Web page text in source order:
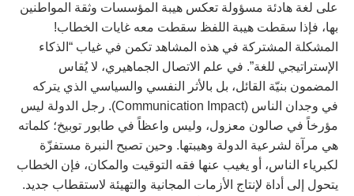
على لغة هادئة مسؤولة تعكس هيبة المؤسسات وثقة المواطنين
بها، فإذا سقطت هيبة اللفظ سقطت معه غايات الخطاب!
المشكلة المشتركة في هذه المشاهد تكمن في غياب “الذكاء
الإستراتيجي للغة”. في علم الاتصال الجماهيري، لا يُقاس
المضمون بنيّة القائل، بل بالأثر النفسي والسياسي الذي يتركه
في وجدان الناس (Communication Impact). رجل الدولة ليس
مؤرخاً في صالون معزول، وليس واعظاً في طابور توبيخ؛ كلماته
هي مرآة لشرعية الدولة وهيبتها. وحين تصبح النبرة مستفزّة
لكبرياء الناس، أو يغيب عنها فقه التوقيت والمكان، فإن الخطاب
يتحول إلى أداة لإنتاج الأزمات المجانية والتهيئة لاستقطاب جديد.